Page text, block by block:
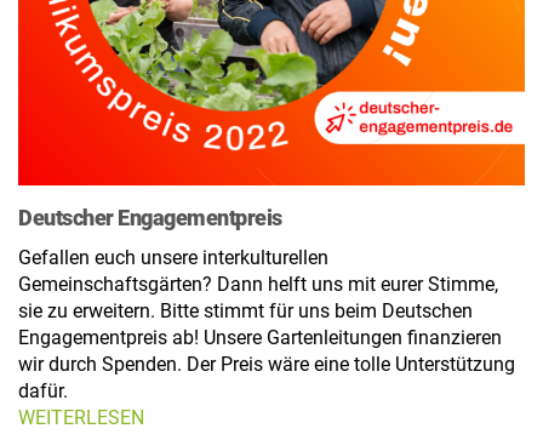
Deutscher Engagementpreis
Gefallen euch unsere interkulturellen
Gemeinschaftsgärten? Dann helft uns mit eurer Stimme,
sie zu erweitern. Bitte stimmt für uns beim Deutschen
Engagementpreis ab! Unsere Gartenleitungen finanzieren
wir durch Spenden. Der Preis wäre eine tolle Unterstützung
dafür.
WEITERLESEN